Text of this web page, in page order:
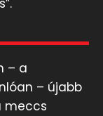
– a
– újabb
meccs